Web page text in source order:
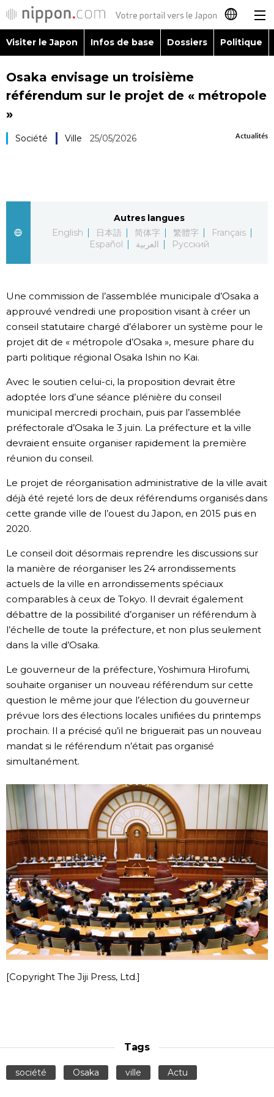
日本語
English
Русский
Visiter le Japon
Société
Culture
Gastronomie
Le japonais
En plus
Séries
Personnages
Chroniques
Images
Vidéos
Tokyo
Visiter le Japon Infos de base Dossiers Politique
Osaka envisage un troisième
référendum sur le projet de « métropole
»
Actualités
Société Ville 25/05/2026
Autres langues
English
日本語 简体字 繁體字
Français
Español
العربية Русский
Une commission de l’assemblée municipale d’Osaka a
approuvé vendredi une proposition visant à créer un
conseil statutaire chargé d’élaborer un système pour le
projet dit de « métropole d’Osaka », mesure phare du
parti politique régional Osaka Ishin no Kai.
Avec le soutien celui-ci, la proposition devrait être
adoptée lors d’une séance plénière du conseil
municipal mercredi prochain, puis par l’assemblée
préfectorale d’Osaka le 3 juin. La préfecture et la ville
devraient ensuite organiser rapidement la première
réunion du conseil.
Le projet de réorganisation administrative de la ville avait
déjà été rejeté lors de deux référendums organisés dans
cette grande ville de l’ouest du Japon, en 2015 puis en
2020.
Le conseil doit désormais reprendre les discussions sur
la manière de réorganiser les 24 arrondissements
actuels de la ville en arrondissements spéciaux
comparables à ceux de Tokyo. Il devrait également
débattre de la possibilité d’organiser un référendum à
l’échelle de toute la préfecture, et non plus seulement
dans la ville d’Osaka.
Le gouverneur de la préfecture, Yoshimura Hirofumi,
souhaite organiser un nouveau référendum sur cette
question le même jour que l’élection du gouverneur
prévue lors des élections locales unifiées du printemps
prochain. Il a précisé qu’il ne briguerait pas un nouveau
mandat si le référendum n’était pas organisé
simultanément.
[Copyright The Jiji Press, Ltd.]
Tags
société Osaka ville Actu